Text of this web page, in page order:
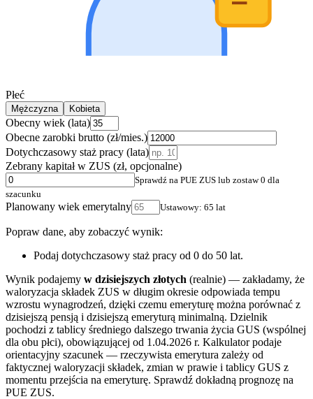
Płeć
Mężczyzna Kobieta
Obecny wiek (lata)
Obecne zarobki brutto (zł/mies.)
Dotychczasowy staż pracy (lata)
Zebrany kapitał w ZUS (zł, opcjonalne)
Sprawdź na PUE ZUS lub zostaw 0 dla
szacunku
Planowany wiek emerytalny Ustawowy: 65 lat
Popraw dane, aby zobaczyć wynik:
Podaj dotychczasowy staż pracy od 0 do 50 lat.
Wynik podajemy w dzisiejszych złotych (realnie) — zakładamy, że
waloryzacja składek ZUS w długim okresie odpowiada tempu
wzrostu wynagrodzeń, dzięki czemu emeryturę można porównać z
dzisiejszą pensją i dzisiejszą emeryturą minimalną. Dzielnik
pochodzi z tablicy średniego dalszego trwania życia GUS (wspólnej
dla obu płci), obowiązującej od 1.04.2026 r. Kalkulator podaje
orientacyjny szacunek — rzeczywista emerytura zależy od
faktycznej waloryzacji składek, zmian w prawie i tablicy GUS z
momentu przejścia na emeryturę. Sprawdź dokładną prognozę na
PUE ZUS.